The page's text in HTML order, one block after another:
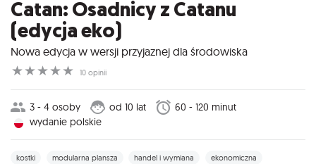
Catan: Osadnicy z Catanu
(edycja eko)
Nowa edycja w wersji przyjaznej dla środowiska
☆
☆
☆
☆
☆ 10 opinii
3 - 4 osoby od 10 lat
60 - 120 minut
wydanie polskie
kostki modularna plansza handel i wymiana
ekonomiczna